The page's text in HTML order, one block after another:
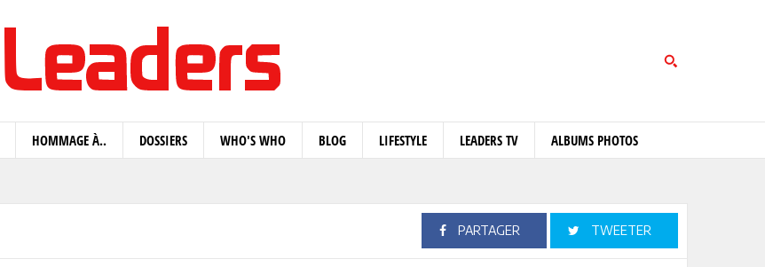
HOMMAGE À.. DOSSIERS WHO'S WHO BLOG LIFESTYLE LEADERS TV ALBUMS PHOTOS
PARTAGER TWEETER